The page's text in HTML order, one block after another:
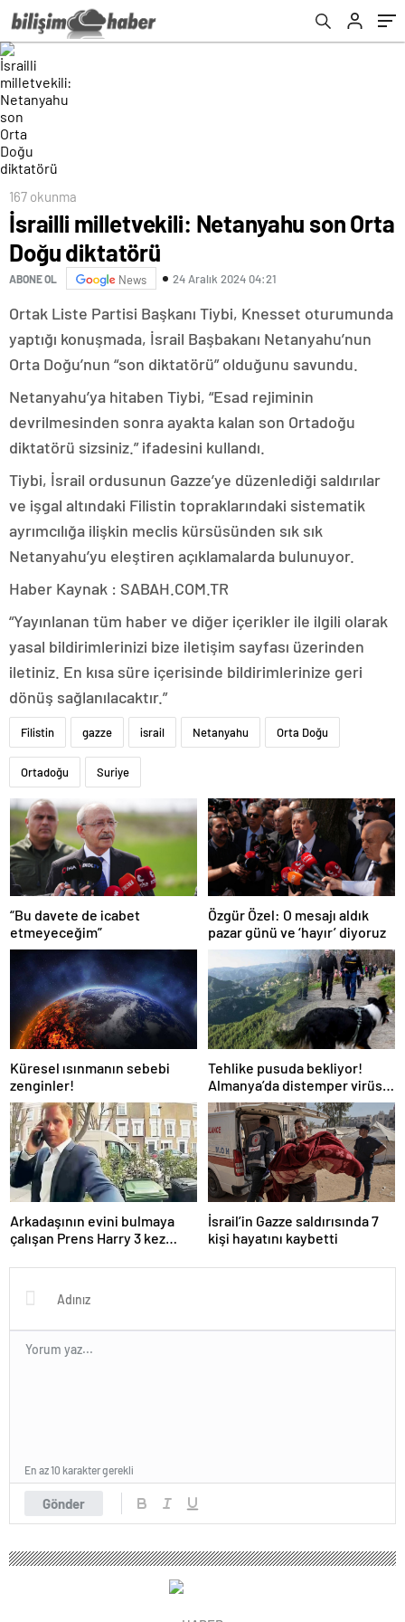
167 okunma
İsrailli milletvekili: Netanyahu son Orta
Doğu diktatörü
ABONE OL News 24 Aralık 2024 04:21
Ortak Liste Partisi Başkanı Tiybi, Knesset oturumunda
yaptığı konuşmada, İsrail Başbakanı Netanyahu’nun
Orta Doğu’nun “son diktatörü” olduğunu savundu.
Netanyahu’ya hitaben Tiybi, “Esad rejiminin
devrilmesinden sonra ayakta kalan son Ortadoğu
diktatörü sizsiniz.” ifadesini kullandı.
Tiybi, İsrail ordusunun Gazze’ye düzenlediği saldırılar
ve işgal altındaki Filistin topraklarındaki sistematik
ayrımcılığa ilişkin meclis kürsüsünden sık sık
Netanyahu’yu eleştiren açıklamalarda bulunuyor.
Haber Kaynak : SABAH.COM.TR
“Yayınlanan tüm haber ve diğer içerikler ile ilgili olarak
yasal bildirimlerinizi bize iletişim sayfası üzerinden
iletiniz. En kısa süre içerisinde bildirimlerinize geri
dönüş sağlanılacaktır.”
Filistin gazze israil Netanyahu Orta Doğu
Ortadoğu Suriye
“Bu davete de icabet
etmeyeceğim”
Özgür Özel: O mesajı aldık
pazar günü ve ‘hayır’ diyoruz
Küresel ısınmanın sebebi
zenginler!
Tehlike pusuda bekliyor!
Almanya’da distemper virüsü
yayılıyor: Çoğu
kurtarılamayacak!
Arkadaşının evini bulmaya
çalışan Prens Harry 3 kez
İsrail’in Gazze saldırısında 7
kişi hayatını kaybetti
Gönder
En az 10 karakter gerekli